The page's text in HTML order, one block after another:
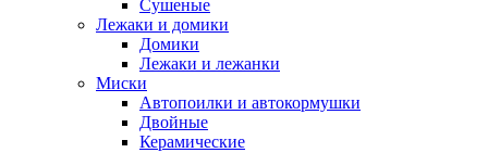
Сушеные
Лежаки и домики
Домики
Лежаки и лежанки
Миски
Автопоилки и автокормушки
Двойные
Керамические